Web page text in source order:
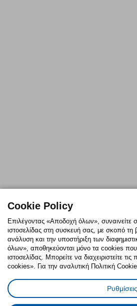
Cookie Policy
Επιλέγοντας «Αποδοχή όλων»,
ιστοσελίδας στη συσκευή σας, με σκοπό τη
ανάλυση και την υποστήριξη των
όλων», αποθηκεύονται μόνο τα cookies που
ιστοσελίδας. Μπορείτε να διαχειριστείτε
cookies». Για την αναλυτική Πολιτική